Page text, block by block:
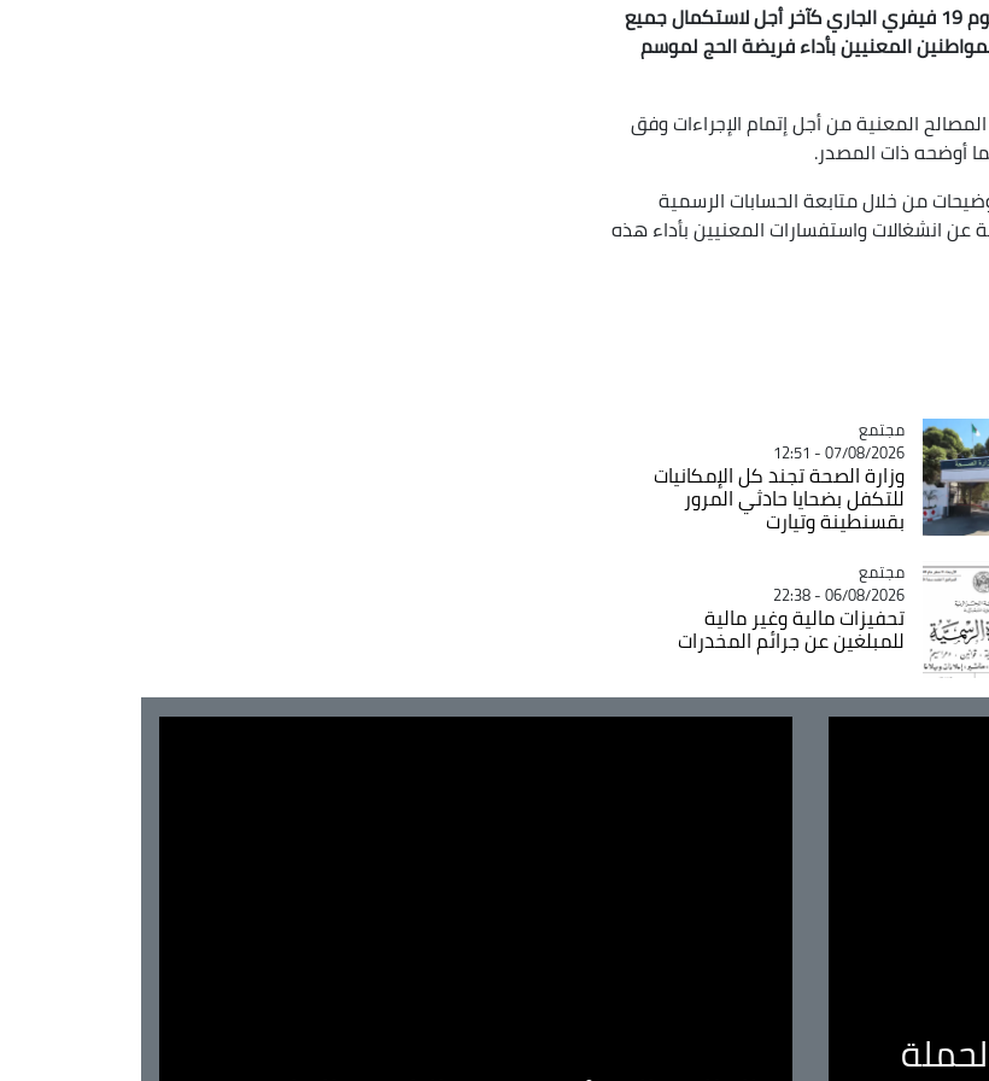
حدد الديوان الوطني للحج والعمرة في بيان له اليوم الخميس, يوم 19 فيفري الجاري كآخر أجل لاستكمال جميع
المعنيين بأداء فريضة الحج لموسم
المعنية من أجل إتمام الإجراءات وفق
أوضحه ذات المصدر.
من خلال متابعة الحسابات الرسمية
عن انشغالات واستفسارات المعنيين بأداء هذه
Catégorie
مجتمع
07/08/2026 - 12:51
وزارة الصحة تجند كل الإمكانيات
للتكفل بضحايا حادثي المرور
بقسنطينة وتيارت
Catégorie
مجتمع
06/08/2026 - 22:38
تحفيزات مالية وغير مالية
للمبلغين عن جرائم المخدرات